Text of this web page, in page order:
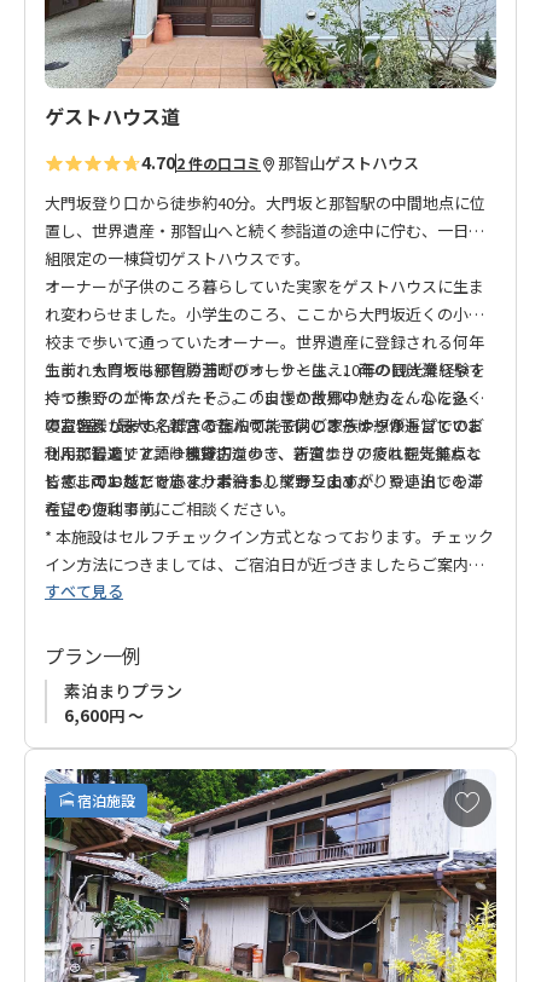
ゲストハウス道
4.702 件の口コミ 那智山ゲストハウス
大門坂登り口から徒歩約40分。大門坂と那智駅の中間地点に位
置し、世界遺産・那智山へと続く参詣道の途中に佇む、一日一
組限定の一棟貸切ゲストハウスです。
オーナーが子供のころ暮らしていた実家をゲストハウスに生ま
れ変わらせました。小学生のころ、ここから大門坂近くの小学
校まで歩いて通っていたオーナー。世界遺産に登録される何年
も前、大門坂は緑色の苔がびっしりと生え、雨の日は滑りやす
くて歩くのが怖かったそう。「まさか世界中からこんなに多く
のお客様が来てくださるなんて、子供のころは想像もしていま
せんでした」と語ります。
生まれも育ちも那智勝浦町のオーナーは、10年の観光業経験を
持つ熊野のエキスパート。この自慢の故郷の魅力を、心を込め
てお伝えします。新宮の苔ハウスも同じオーナーが運営してお
り、那智エリアでは熊野古道歩き、新宮エリアでは観光拠点と
して、両エリアで旅をサポート。熊野三山めぐりや連泊での滞
在にも便利です。
寝室2室、最大5名様まで宿泊可能で、ご家族やグループでのご
利用に最適です。一棟貸切なので、古道歩きの疲れを気兼ねな
く癒していただけます。素泊まりプランですが、買い出しをご
希望の方は事前にご相談ください。
皆さまのお越しを心よりお待ちしております。
* 本施設はセルフチェックイン方式となっております。チェック
イン方法につきましては、ご宿泊日が近づきましたらご案内い
たします。
すべて見る
プラン一例
素泊まりプラン
6,600円 ～
宿泊施設
お
気
に
入
り
に
追
加